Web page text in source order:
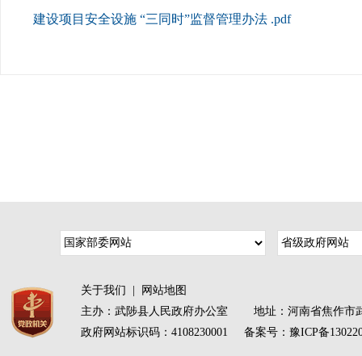
建设项目安全设施 “三同时”监督管理办法 .pdf
关于我们
网站地图
主办：武陟县人民政府办公室 地址：河南省焦作市
政府网站标识码：4108230001 备案号： 豫ICP备